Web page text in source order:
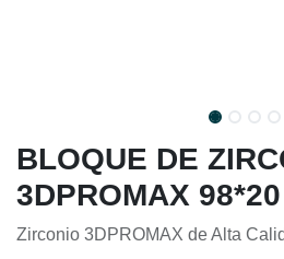
BLOQUE DE
3DPROMAX
Zirconio 3DPROMAX de Alta